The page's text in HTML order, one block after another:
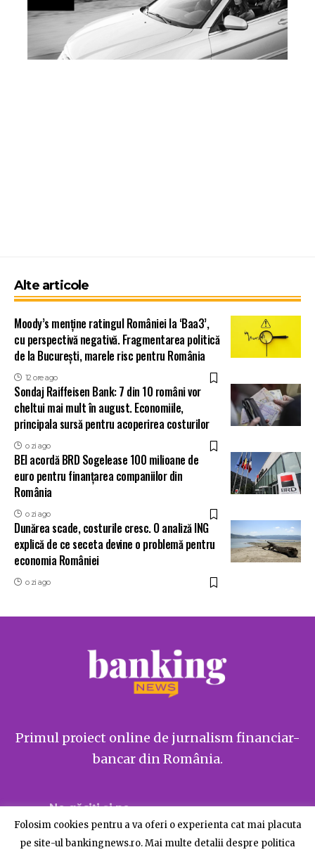
Alte articole
Moody’s menține ratingul României la ‘Baa3’,
cu perspectivă negativă. Fragmentarea politică
de la București, marele risc pentru România
12 ore ago
Sondaj Raiffeisen Bank: 7 din 10 români vor
cheltui mai mult în august. Economiile,
principala sursă pentru acoperirea costurilor
o zi ago
BEI acordă BRD Sogelease 100 milioane de
euro pentru finanțarea companiilor din
România
o zi ago
Dunărea scade, costurile cresc. O analiză ING
explică de ce seceta devine o problemă pentru
economia României
o zi ago
Primul proiect online de jurnalism financiar-
bancar din România.
Ne găsiți și pe
Folosim cookies pentru a va oferi o experienta cat mai placuta
pe site-ul bankingnews.ro. Mai multe detalii despre politica